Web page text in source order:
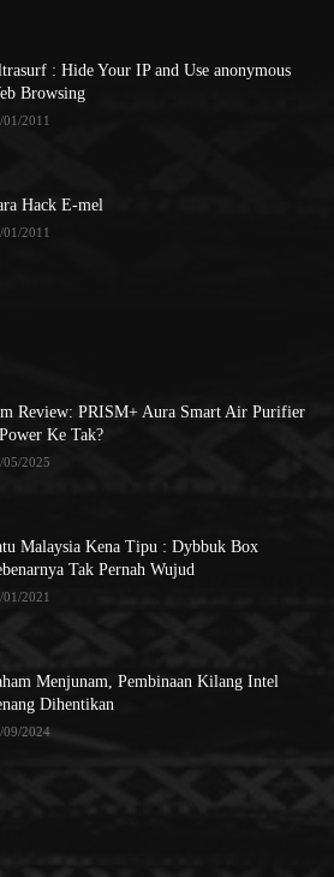
: Hide Your IP and Use anonymous
Browsing
01/2011
Hack E-mel
01/2011
Review: PRISM+ Aura Smart Air Purifier
Ke Tak?
05/2025
Malaysia Kena Tipu : Dybbuk Box
Tak Pernah Wujud
01/2021
Menjunam, Pembinaan Kilang Intel
Dihentikan
09/2024